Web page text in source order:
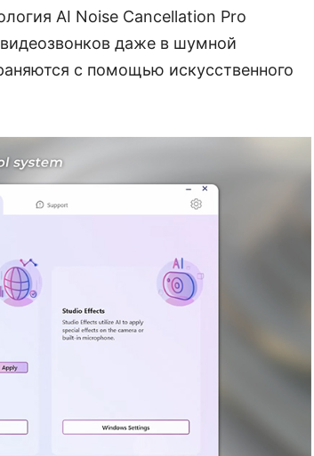
AI Noise Cancellation Pro
даже в шумной
с помощью искусственного